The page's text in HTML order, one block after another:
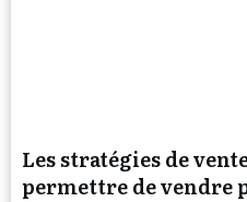
Les stratégies de
permettre de vendre